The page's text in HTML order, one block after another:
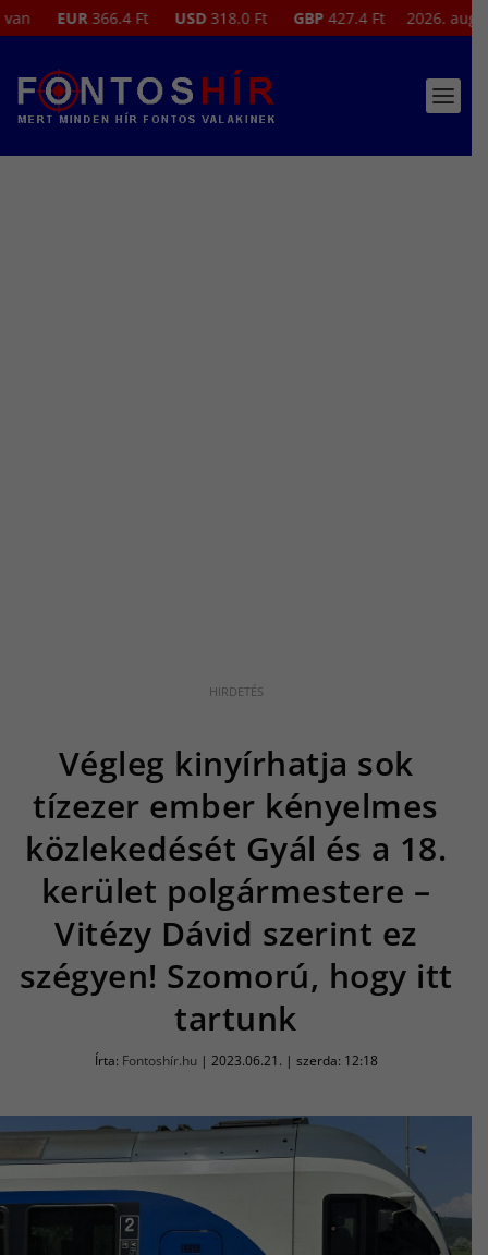
EUR 366.4 Ft USD 318.0 Ft GBP 427.4 Ft 2026. augusztus
Végleg kinyírhatja sok
tízezer ember kényelmes
közlekedését Gyál és a 18.
kerület polgármestere –
Vitézy Dávid szerint ez
szégyen! Szomorú, hogy itt
tartunk
Írta: Fontoshír.hu| 2023.06.21. | szerda: 12:18